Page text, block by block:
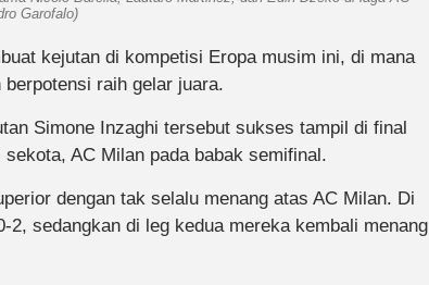
Garofalo)
kejutan di kompetisi Eropa musim ini, di mana
raih gelar juara.
Simone Inzaghi tersebut sukses tampil di final
AC Milan pada babak semifinal.
dengan tak selalu menang atas AC Milan. Di
sedangkan di leg kedua mereka kembali menang